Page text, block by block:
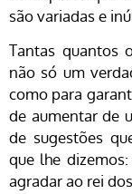
são variadas e
Tantas quantos
não só um
como para
de aumentar de
de sugestões
que lhe
agradar ao rei